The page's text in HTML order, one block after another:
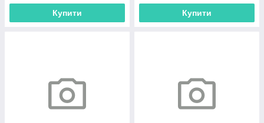
Купити Купити